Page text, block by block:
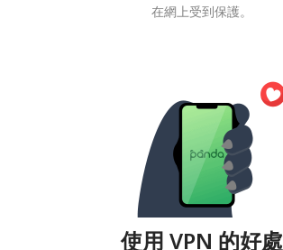
在網上受到保護。
使用 VPN 的好處